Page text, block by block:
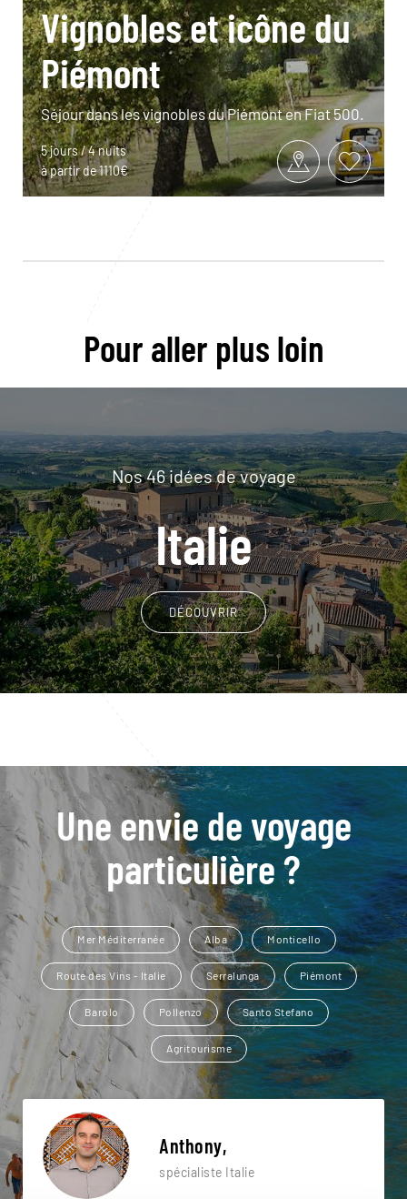
Vignobles et icône du
Piémont
Séjour dans les vignobles du Piémont en Fiat 500.
5 jours / 4 nuits
à partir de 1110€
Pour aller plus loin
Nos 46 idées de voyage
Italie
DÉCOUVRIR
Une envie de voyage
particulière ?
Mer Méditerranée Alba Monticello
Route des Vins - Italie Serralunga Piémont
Barolo Pollenzo Santo Stefano
Agritourisme
Anthony,
spécialiste Italie